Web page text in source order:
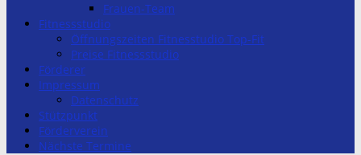
Frauen-Team
Fitnessstudio
Öffnungszeiten Fitnesstudio Top-Fit
Preise Fitnessstudio
Förderer
Impressum
Datenschutz
Stützpunkt
Förderverein
Nächste Termine